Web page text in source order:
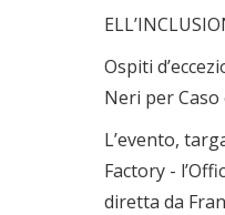
Ospiti
Neri per Caso
L’evento,
Factory -
diretta da